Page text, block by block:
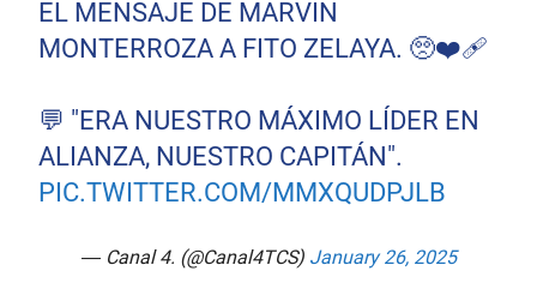
EL MENSAJE DE MARVIN
MONTERROZA A FITO ZELAYA. 🥺❤️‍🩹
💬 "ERA NUESTRO MÁXIMO LÍDER EN
ALIANZA, NUESTRO CAPITÁN".
PIC.TWITTER.COM/MMXQUDPJLB
— Canal 4. (@Canal4TCS) January 26, 2025